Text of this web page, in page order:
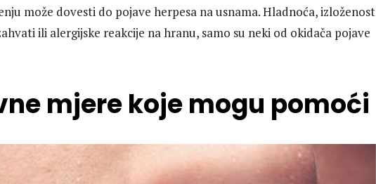
može dovesti do pojave herpesa na usnama. Hladnoća, izloženost
ili alergijske reakcije na hranu, samo su neki od okidača pojave
mjere koje mogu pomoći